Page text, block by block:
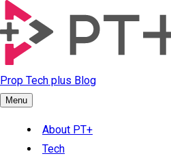
Prop Tech plus Blog
Menu
About PT+
Tech